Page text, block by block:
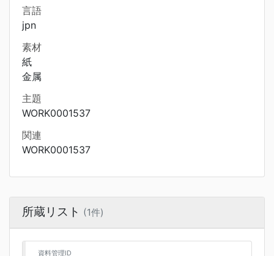
言語
jpn
素材
紙
金属
主題
WORK0001537
関連
WORK0001537
所蔵リスト (1件)
資料管理ID